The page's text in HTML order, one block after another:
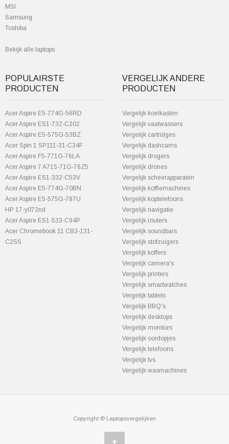
MSI
Samsung
Toshiba
Bekijk alle laptops
POPULAIRSTE
PRODUCTEN
Acer Aspire E5-774G-56RD
Acer Aspire ES1-732-C202
Acer Aspire E5-575G-53BZ
Acer Spin 1 SP111-31-C34F
Acer Aspire F5-771G-76LA
Acer Aspire 7 A715-71G-76Z5
Acer Aspire ES1-332-C53V
Acer Aspire E5-774G-70BN
Acer Aspire E5-575G-787U
HP 17-y072nd
Acer Aspire ES1-533-C94P
Acer Chromebook 11 CB3-131-
C2SS
VERGELIJK ANDERE
PRODUCTEN
Vergelijk koelkasten
Vergelijk vaatwassers
Vergelijk cartridges
Vergelijk dashcams
Vergelijk drogers
Vergelijk drones
Vergelijk scheerapparaten
Vergelijk koffiemachines
Vergelijk koptelefoons
Vergelijk navigatie
Vergelijk routers
Vergelijk soundbars
Vergelijk stofzuigers
Vergelijk koffers
Vergelijk camera's
Vergelijk printers
Vergelijk smartwatches
Vergelijk tablets
Vergelijk BBQ's
Vergelijk desktops
Vergelijk monitors
Vergelijk oordopjes
Vergelijk telefoons
Vergelijk tvs
Vergelijk wasmachines
Copyright © Laptopsvergelijken